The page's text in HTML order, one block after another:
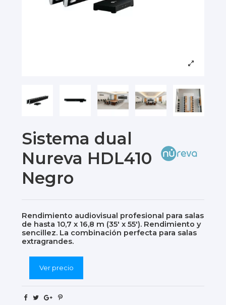
Sistema dual
Nureva HDL410
Negro
Rendimiento audiovisual profesional para salas
de hasta 10,7 x 16,8 m (35' x 55'). Rendimiento y
sencillez. La combinación perfecta para salas
extragrandes.
Ver precio